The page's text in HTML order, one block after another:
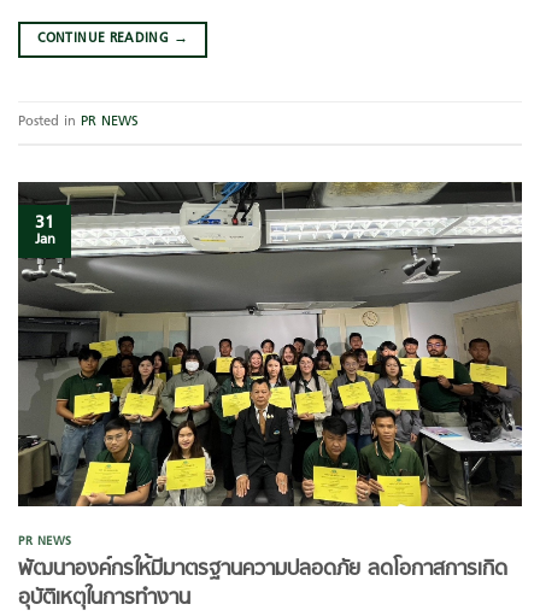
CONTINUE READING →
Posted in PR NEWS
31
Jan
PR NEWS
พัฒนาองค์กรให้มีมาตรฐานความปลอดภัย ลดโอกาสการเกิด
อุบัติเหตุในการทำงาน